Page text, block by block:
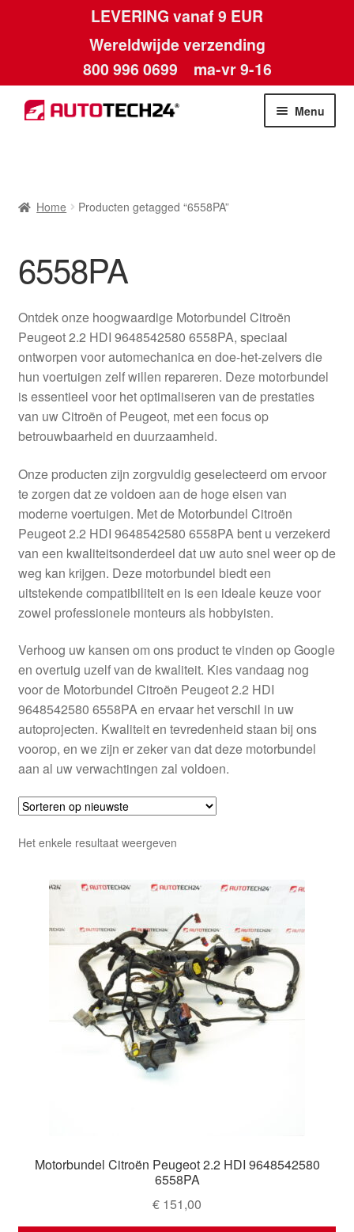
LEVERING vanaf 9 EUR
Wereldwijde verzending
800 996 0699 ma-vr 9-16
Ga
door
Ga
naar
Menu
Betalingen
Contact
Kassa
Klachten
Levering
Mijn account
Over ons
Privacybeleid
Wereldwijde verzending
Winkelwagen
Home Producten getagged “6558PA”
6558PA
Ontdek onze hoogwaardige Motorbundel Citroën
Peugeot 2.2 HDI 9648542580 6558PA, speciaal
ontworpen voor automechanica en doe-het-zelvers die
hun voertuigen zelf willen repareren. Deze motorbundel
is essentieel voor het optimaliseren van de prestaties
van uw Citroën of Peugeot, met een focus op
betrouwbaarheid en duurzaamheid.
Onze producten zijn zorgvuldig geselecteerd om ervoor
te zorgen dat ze voldoen aan de hoge eisen van
moderne voertuigen. Met de Motorbundel Citroën
Peugeot 2.2 HDI 9648542580 6558PA bent u verzekerd
van een kwaliteitsonderdeel dat uw auto snel weer op de
weg kan krijgen. Deze motorbundel biedt een
uitstekende compatibiliteit en is een ideale keuze voor
zowel professionele monteurs als hobbyisten.
Verhoog uw kansen om ons product te vinden op Google
en overtuig uzelf van de kwaliteit. Kies vandaag nog
voor de Motorbundel Citroën Peugeot 2.2 HDI
9648542580 6558PA en ervaar het verschil in uw
autoprojecten. Kwaliteit en tevredenheid staan bij ons
voorop, en we zijn er zeker van dat deze motorbundel
aan al uw verwachtingen zal voldoen.
Het enkele resultaat weergeven
Motorbundel Citroën Peugeot 2.2 HDI 9648542580
6558PA
€ 151,00